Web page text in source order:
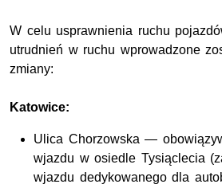
W celu usprawnienia ruchu
utrudnień w ruchu wprowadzone
zmiany:
Katowice:
Ulica Chorzowska —
wjazdu w osiedle Tysiąclecia
wjazdu dedykowanego dla